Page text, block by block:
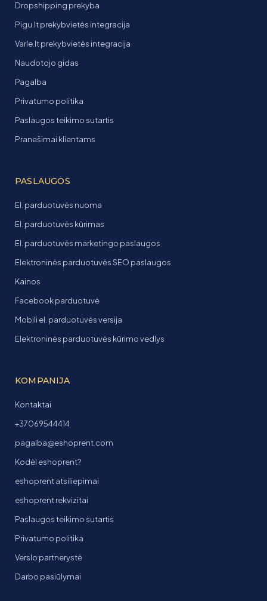
Dropshipping prekyba
Pigu.lt prekybvietės integracija
Varle.lt prekybvietės integracija
Naudotojo gidas
Pagalba
Privatumo politika
Paslaugos teikimo sutartis
Pranešimai klientams
PASLAUGOS
El. parduotuvės nuoma
El. parduotuvės kūrimas
El. parduotuvės marketingo paslaugos
Elektroninės parduotuvės SEO paslaugos
Kainos
Facebook parduotuvė
Mobili el. parduotuvės versija
Elektroninės parduotuvės kūrimo vedlys
KOMPANIJA
Kontaktai
+37069544414
pagalba@eshoprent.com
Kodėl eshoprent?
eshoprent atsiliepimai
eshoprent rekvizitai
Paslaugos teikimo sutartis
Privatumo politika
Verslo partnerystė
Darbo pasiūlymai